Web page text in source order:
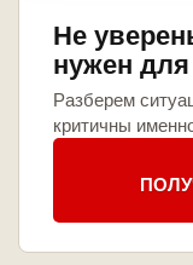
Не
нужен
Разберем
критичны